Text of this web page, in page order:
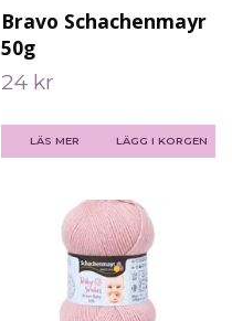
Bravo Schachenmayr
50g
24 kr
LÄS MER LÄGG I KORGEN